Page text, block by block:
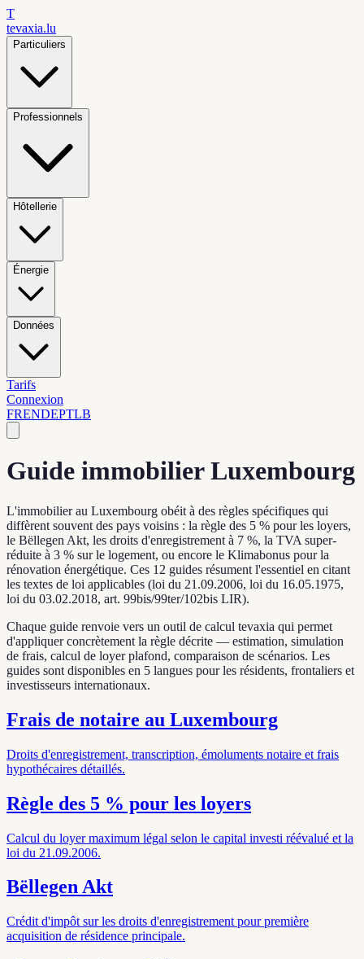
T
tevaxia.lu
Particuliers
Professionnels
Hôtellerie
Énergie
Données
Tarifs
Connexion
FRENDEPTLB
Guide immobilier Luxembourg
L'immobilier au Luxembourg obéit à des règles spécifiques qui
diffèrent souvent des pays voisins : la règle des 5 % pour les loyers,
le Bëllegen Akt, les droits d'enregistrement à 7 %, la TVA super-
réduite à 3 % sur le logement, ou encore le Klimabonus pour la
rénovation énergétique. Ces 12 guides résument l'essentiel en citant
les textes de loi applicables (loi du 21.09.2006, loi du 16.05.1975,
loi du 03.02.2018, art. 99bis/99ter/102bis LIR).
Chaque guide renvoie vers un outil de calcul tevaxia qui permet
d'appliquer concrètement la règle décrite — estimation, simulation
de frais, calcul de loyer plafond, comparaison de scénarios. Les
guides sont disponibles en 5 langues pour les résidents, frontaliers et
investisseurs internationaux.
Frais de notaire au Luxembourg
Droits d'enregistrement, transcription, émoluments notaire et frais
hypothécaires détaillés.
Règle des 5 % pour les loyers
Calcul du loyer maximum légal selon le capital investi réévalué et la
loi du 21.09.2006.
Bëllegen Akt
Crédit d'impôt sur les droits d'enregistrement pour première
acquisition de résidence principale.